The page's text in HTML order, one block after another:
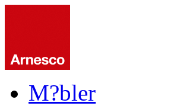
M?bler